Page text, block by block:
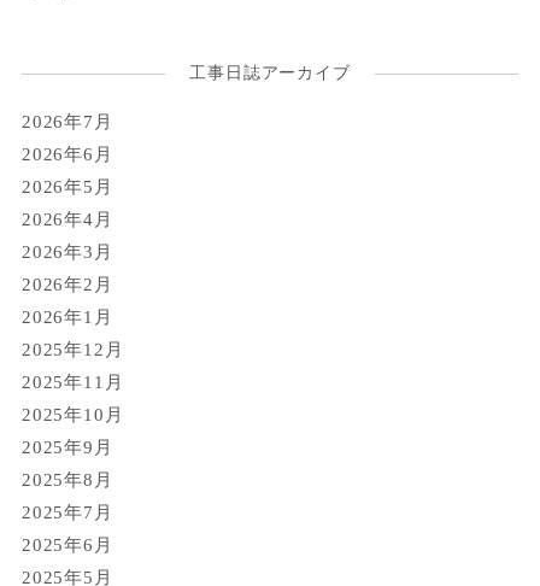
工事日誌アーカイブ
2026年7月
2026年6月
2026年5月
2026年4月
2026年3月
2026年2月
2026年1月
2025年12月
2025年11月
2025年10月
2025年9月
2025年8月
2025年7月
2025年6月
2025年5月